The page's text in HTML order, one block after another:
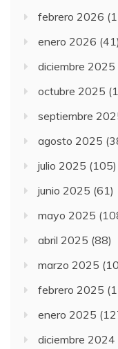
febrero 2026
enero 2026 (41)
diciembre 2025
octubre 2025
septiembre
agosto 2025
julio 2025 (105)
junio 2025 (61)
mayo 2025
abril 2025 (88)
marzo 2025
febrero 2025
enero 2025
diciembre 2024